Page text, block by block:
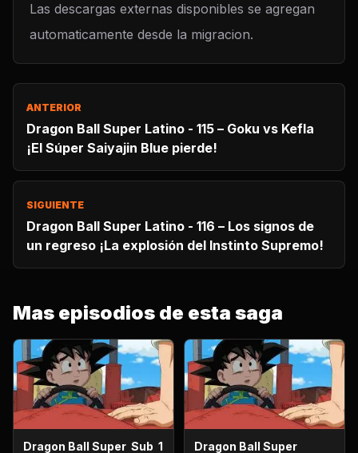
Las descargas externas disponibles se agregan
automaticamente desde la migracion.
ANTERIOR
Dragon Ball Super Latino - 115 – Goku vs Kefla
¡El Súper Saiyajin Blue pierde!
SIGUIENTE
Dragon Ball Super Latino - 116 – Los signos de
un regreso ¡La explosión del Instinto Supremo!
Mas episodios de esta saga
Dragon Ball Super Sub 1
Dragon Ball Super